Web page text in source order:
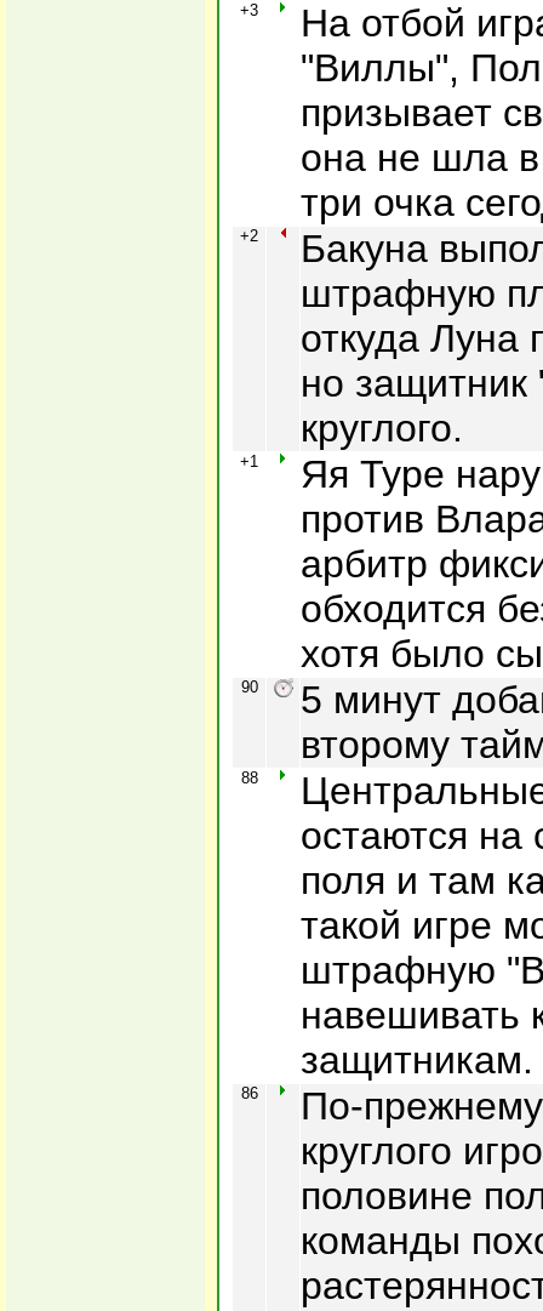
+3
На отбой
"Виллы",
призывает
она не шла
три очка
+2
Бакуна
штрафную
откуда Луна
но защитник
круглого.
+1
Яя Туре
против
арбитр
обходится
хотя было
90
5 минут
второму
88
остаются на
поля и там
такой игре
штрафную
навешивать
защитникам.
86
По-
круглого
половине
команды